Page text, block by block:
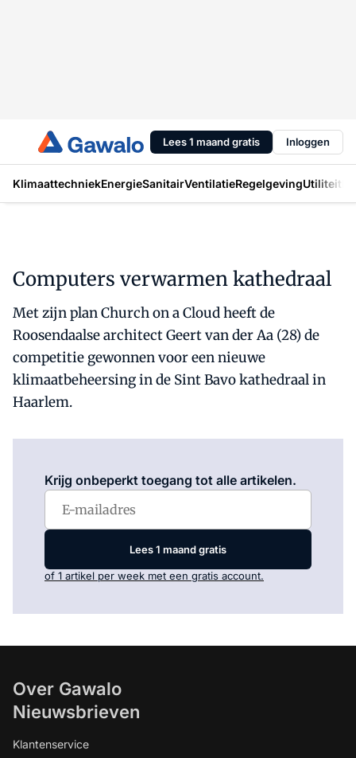
Lees 1 maand gratis Inloggen
KlimaattechniekEnergieSanitairVentilatieRegelgevingUtiliteit
Computers verwarmen kathedraal
Met zijn plan Church on a Cloud heeft de
Roosendaalse architect Geert van der Aa (28) de
competitie gewonnen voor een nieuwe
klimaatbeheersing in de Sint Bavo kathedraal in
Haarlem.
Krijg onbeperkt toegang tot alle artikelen.
Lees 1 maand gratis
of 1 artikel per week met een gratis account.
Over Gawalo
Nieuwsbrieven
Klantenservice